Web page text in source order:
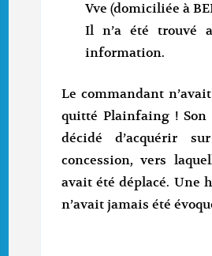
Vve (domiciliée à
Il n’a été trouvé
information.
Le commandant
quitté Plainfaing ! Son
décidé d’acquérir
concession, vers
avait été déplacé. Une
n’avait jamais été